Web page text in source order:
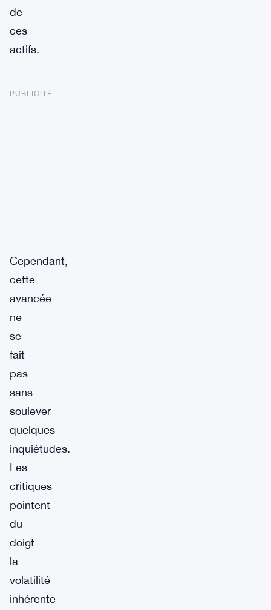
de
ces
actifs.
PUBLICITÉ
Cependant,
cette
avancée
ne
se
fait
pas
sans
soulever
quelques
inquiétudes.
Les
critiques
pointent
du
doigt
la
volatilité
inhérente